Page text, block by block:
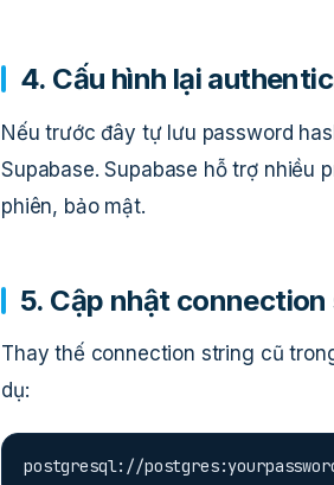
4. Cấu hình lại
Nếu trước đây tự lưu password
Supabase. Supabase hỗ trợ nhiều
phiên, bảo mật.
5. Cập nhật
Thay thế connection string cũ
dụ:
postgresql://postgres: